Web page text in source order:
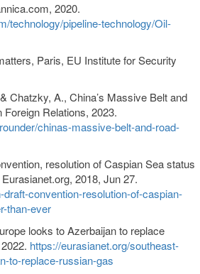
2020.
technology/pipeline-technology/Oil-
Paris, EU Institute for Security
Chatzky, A., China’s Massive Belt and
Relations, 2023.
chinas-massive-belt-and-road-
resolution of Caspian Sea status
2018, Jun 27.
convention-resolution-of-caspian-
than-ever
looks to Azerbaijan to replace
https://eurasianet.org/southeast-
to-replace-russian-gas